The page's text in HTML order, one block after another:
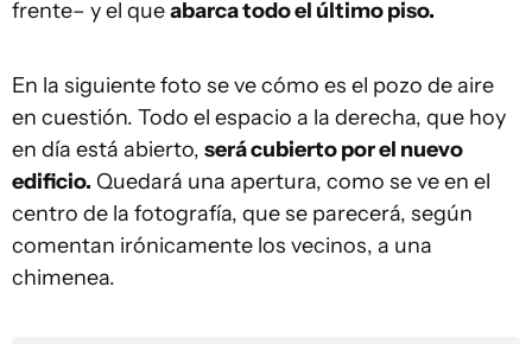
frente– y el queabarca todo el último piso.
En la siguiente foto se ve cómo es el pozo de aire
en cuestión. Todo el espacio a la derecha, que hoy
en día está abierto, será cubierto por el nuevo
edificio. Quedará una apertura, como se ve en el
centro de la fotografía, que se parecerá, según
comentan irónicamente los vecinos, a una
chimenea.